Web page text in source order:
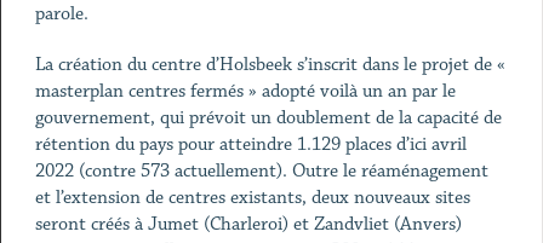
parole.
La création du centre d’Holsbeek s’inscrit dans le projet de «
masterplan centres fermés » adopté voilà un an par le
gouvernement, qui prévoit un doublement de la capacité de
rétention du pays pour atteindre 1.129 places d’ici avril
2022 (contre 573 actuellement). Outre le réaménagement
et l’extension de centres existants, deux nouveaux sites
seront créés à Jumet (Charleroi) et Zandvliet (Anvers)